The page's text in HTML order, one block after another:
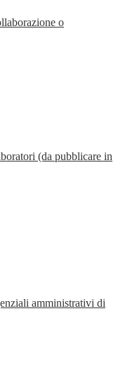
o
(da pubblicare in
amministrativi di